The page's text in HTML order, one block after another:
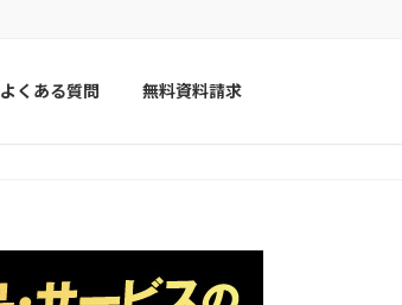
よくある質問 無料資料請求